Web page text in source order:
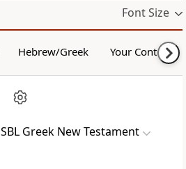
Font Size
Hebrew/Greek Your Content
SBL Greek New Testament